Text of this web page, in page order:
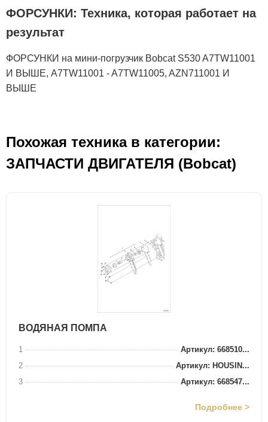
ФОРСУНКИ: Техника, которая работает на
результат
ФОРСУНКИ на мини-погрузчик Bobcat S530 A7TW11001
И ВЫШЕ, A7TW11001 - A7TW11005, AZN711001 И
ВЫШЕ
Похожая техника в категории:
ЗАПЧАСТИ ДВИГАТЕЛЯ (Bobcat)
ВОДЯНАЯ ПОМПА
1
Артикул: 668510...
2
Артикул: HOUSIN...
3
Артикул: 668547...
Подробнее >